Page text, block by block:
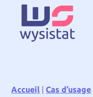
Accueil |Cas d’usage